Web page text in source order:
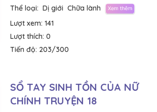
Thể loại: Dị giới Chữa lành
Lượt xem: 141
Lượt thích: 0
Tiến độ: 203/300
SỔ TAY SINH TỒN CỦA NỮ
CHÍNH TRUYỆN 18